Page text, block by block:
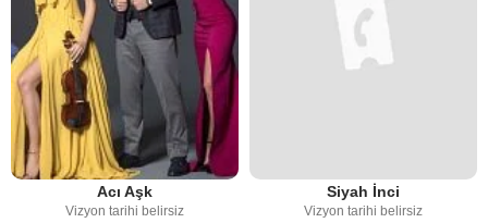
Acı Aşk
Vizyon tarihi belirsiz
Siyah İnci
Vizyon tarihi belirsiz